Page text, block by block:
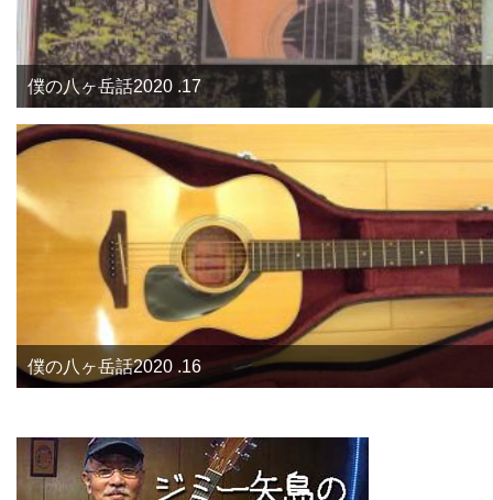
僕の八ヶ岳話2020 .17
僕の八ヶ岳話2020 .16